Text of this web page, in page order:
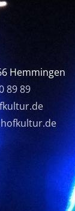
Hemmingen
89 89